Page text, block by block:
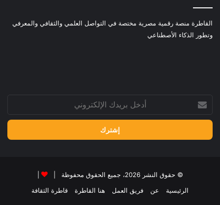
القاطرة منصة رقمية مصرية مختصة في التواصل العلمي والثقافي والمعرفي
وتطور الذكاء الأصطناعي
بريدك
الإلكتروني
© حقوق النشر 2026، جميع الحقوق محفوظة |
الرئيسية
عن فريق العمل هنا القاطرة قاطرة الثقافة